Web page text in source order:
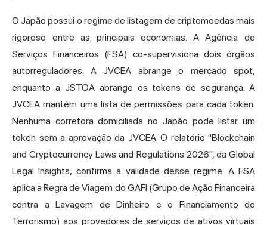
O Japão possui o regime de listagem de criptomoedas mais
rigoroso entre as principais economias. A Agência de
Serviços Financeiros (FSA) co-supervisiona dois órgãos
autorreguladores. A JVCEA abrange o mercado spot,
enquanto a JSTOA abrange os tokens de segurança. A
JVCEA mantém uma lista de permissões para cada token.
Nenhuma corretora domiciliada no Japão pode listar um
token sem a aprovação da JVCEA. O relatório "Blockchain
and Cryptocurrency Laws and Regulations 2026", da Global
Legal Insights, confirma a validade desse regime. A FSA
aplica a Regra de Viagem do GAFI (Grupo de Ação Financeira
contra a Lavagem de Dinheiro e o Financiamento do
Terrorismo) aos provedores de serviços de ativos virtuais